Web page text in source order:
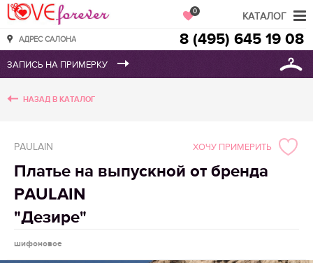
Love Forever
АДРЕС САЛОНА
0
8 (495) 645 19 08
НАЗАД В КАТАЛОГ
PAULAIN
Платье на выпускной от бренда
PAULAIN
"Дезире"
шифоновое
ХОЧУ ПРИМЕРИТЬ
КАТАЛОГ